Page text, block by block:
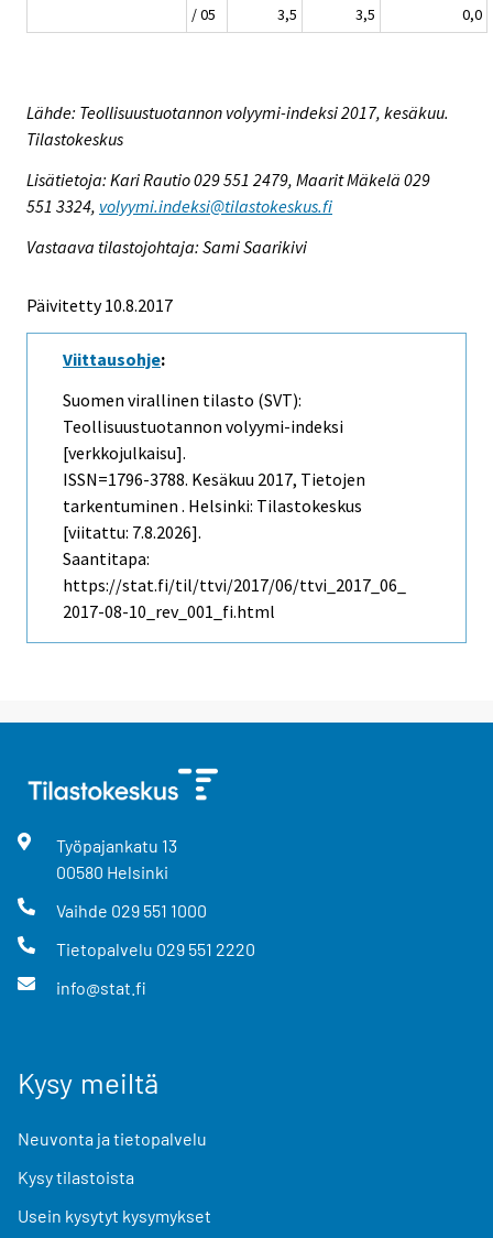
/ 05
3,5 3,5 0,0
Lähde: Teollisuustuotannon volyymi-indeksi 2017, kesäkuu.
Tilastokeskus
Lisätietoja: Kari Rautio 029 551 2479, Maarit Mäkelä 029
551 3324, volyymi.indeksi@tilastokeskus.fi
Vastaava tilastojohtaja: Sami Saarikivi
Päivitetty 10.8.2017
Viittausohje:
Suomen virallinen tilasto (SVT):
Teollisuustuotannon volyymi-indeksi
[verkkojulkaisu].
ISSN=1796-3788. Kesäkuu 2017, Tietojen
tarkentuminen . Helsinki: Tilastokeskus
[viitattu: 7.8.2026].
Saantitapa:
https://stat.fi/til/ttvi/2017/06/ttvi_2017_06_
2017-08-10_rev_001_fi.html
Työpajankatu 13
00580 Helsinki
Vaihde 029 551 1000
Tietopalvelu 029 551 2220
info@stat.fi
Kysy meiltä
Neuvonta ja tietopalvelu
Kysy tilastoista
Usein kysytyt kysymykset